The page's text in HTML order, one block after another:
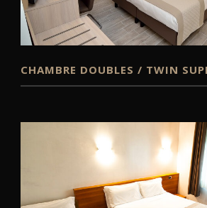
CHAMBRE DOUBLES / TWIN